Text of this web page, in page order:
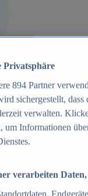
Online-Shops
Privatsphäre
894 Partner
sichergestellt,
verwalten.
um Informationen
verarbeiten